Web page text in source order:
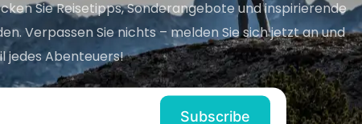
Sie Reisetipps, Sonderangebote und inspirierende
Verpassen Sie nichts – melden Sie sich jetzt an und
jedes Abenteuers!